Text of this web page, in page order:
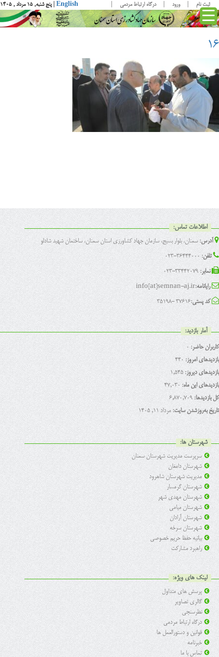
English | پنج شنبه, ۱۵ مرداد , ۱۴۰۵ ثبت نام ورود درگاه ارتباط مردمی
۱۶
اطلاعات تماس:
آدرس: سمنان، بلوار بسیج، سازمان جهاد کشاورزی استان سمنان، ساختمان شهید شادلو
تلفن: 36444000-023
نمابر: 33442079-023
رایانامه:info[at]semnan-aj.ir
کد پستی:37616 -35198
آمار بازدید:
کاربران حاضر: 0
بازدیدهای امروز: 440
بازدیدهای دیروز: 1,545
بازدیدهای این ماه:47,030
کل بازدیدها:6,870,709
تاریخ به‌روزشدن سایت: مرداد ۱۱, ۱۴۰۵
شهرستان ها:
سرپرست مدیریت شهرستان سمنان
شهرستان دامغان
مدیریت شهرستان شاهرود
شهرستان گرمسار
شهرستان مهدی شهر
شهرستان میامی
شهرستان آرادان
شهرستان سرخه
بیانیه حفظ حریم خصوصی
راهبرد مشارکت
لینک های ویژه:
پرسش های متداول
گالری تصاویر
نظرسنجی
درگاه ارتباط مردمی
قوانین و دستورالعمل ها
خبرنامه
تماس با ما